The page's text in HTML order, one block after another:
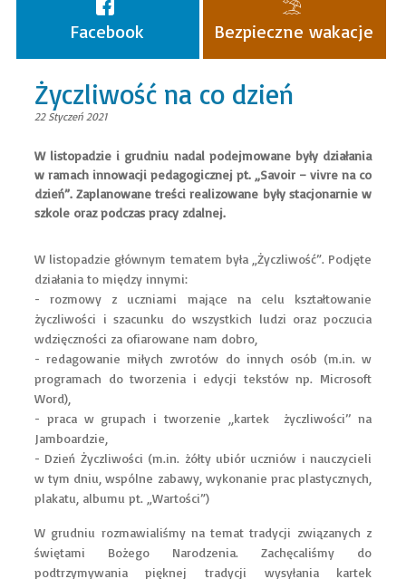
Facebook Bezpieczne wakacje
Życzliwość na co dzień
22 Styczeń 2021
W listopadzie i grudniu nadal podejmowane były działania
w ramach innowacji pedagogicznej pt. „Savoir – vivre na co
dzień”. Zaplanowane treści realizowane były stacjonarnie w
szkole oraz podczas pracy zdalnej.
W listopadzie głównym tematem była „Życzliwość”. Podjęte
działania to między innymi:
- rozmowy z uczniami mające na celu kształtowanie
życzliwości i szacunku do wszystkich ludzi oraz poczucia
wdzięczności za ofiarowane nam dobro,
- redagowanie miłych zwrotów do innych osób (m.in. w
programach do tworzenia i edycji tekstów np. Microsoft
Word),
- praca w grupach i tworzenie ,,kartek życzliwości’’ na
Jamboardzie,
- Dzień Życzliwości (m.in. żółty ubiór uczniów i nauczycieli
w tym dniu, wspólne zabawy, wykonanie prac plastycznych,
plakatu, albumu pt. „Wartości”)
W grudniu rozmawialiśmy na temat tradycji związanych z
świętami Bożego Narodzenia. Zachęcaliśmy do
podtrzymywania pięknej tradycji wysyłania kartek